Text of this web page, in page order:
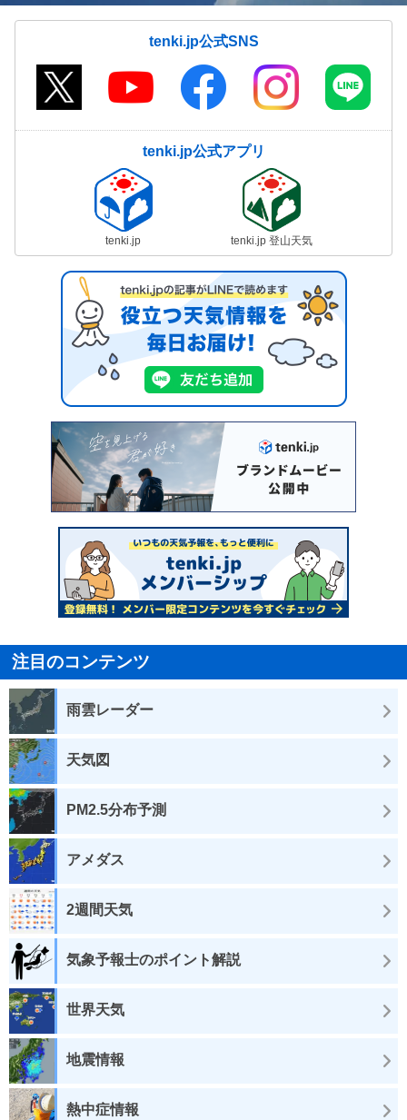
tenki.jp公式SNS
tenki.jp公式アプリ
tenki.jp tenki.jp 登山天気
注目のコンテンツ
雨雲レーダー
天気図
PM2.5分布予測
アメダス
2週間天気
気象予報士のポイント解説
世界天気
地震情報
熱中症情報